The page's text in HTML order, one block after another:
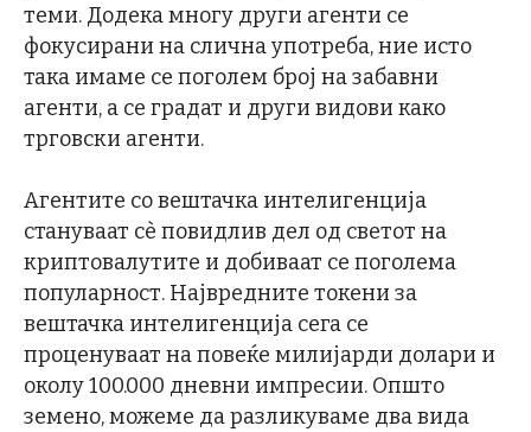
теми. Додека многу други агенти се
фокусирани на слична употреба, ние исто
така имаме се поголем број на забавни
агенти, а се градат и други видови како
трговски агенти.
Агентите со вештачка интелигенција
стануваат сè повидлив дел од светот на
криптовалутите и добиваат се поголема
популарност. Највредните токени за
вештачка интелигенција сега се
проценуваат на повеќе милијарди долари и
околу 100.000 дневни импресии. Општо
земено, можеме да разликуваме два вида